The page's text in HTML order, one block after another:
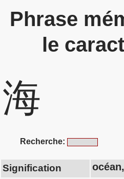
Phrase
le
海
Recherche:
Signification